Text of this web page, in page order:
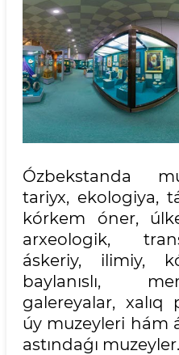
Ózbekstanda
tariyx, ekologiya,
kórkem óner,
arxeologik,
áskeriy, ilimiy,
baylanıslı,
galereyalar, xalıq
úy muzeyleri hám
astındaǵı muzeyler.